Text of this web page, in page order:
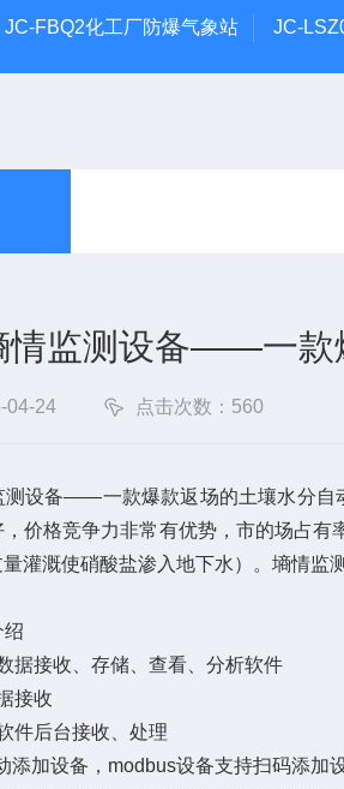
JC-FBQ2化工厂防爆气象站 JC-
情监测设备——一款
04-24 点击次数：560
备——一款爆款返场的土壤水分自动
价格竞争力非常有优势，市的场占
灌溉使硝酸盐渗入地下水）。墒情
接收、存储、查看、分析软件
接收
后台接收、处理
加设备，modbus设备支持扫码添加